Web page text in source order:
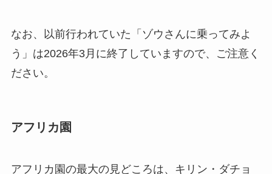
なお、以前行われていた「ゾウさんに乗ってみよ
う」は2026年3月に終了していますので、ご注意く
ださい。
アフリカ園
アフリカ園の最大の見どころは、キリン・ダチョ